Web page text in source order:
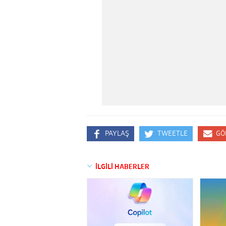
PAYLAŞ TWEETLE
İLGİLİ HABERLER